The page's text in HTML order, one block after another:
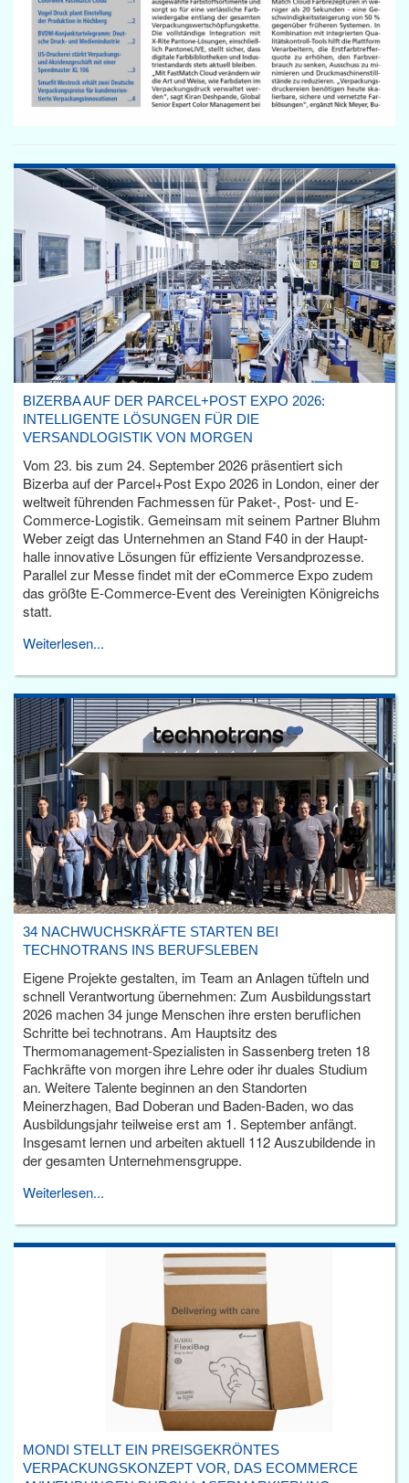
BIZERBA AUF DER PARCEL+POST EXPO 2026:
INTELLIGENTE LÖSUNGEN FÜR DIE
VERSANDLOGISTIK VON MORGEN
Vom 23. bis zum 24. September 2026 präsentiert sich
Bizerba auf der Parcel+Post Expo 2026 in London, einer der
weltweit führenden Fachmessen für Paket-, Post- und E-
Commerce-Logistik. Gemeinsam mit seinem Partner Bluhm
Weber zeigt das Unternehmen an Stand F40 in der Haupt­
halle innovative Lösungen für effiziente Versandprozesse.
Parallel zur Messe findet mit der eCommerce Expo zudem
das größte E-Commerce-Event des Vereinigten Königreichs
statt.
Weiterlesen...
34 NACHWUCHSKRÄFTE STARTEN BEI
TECHNOTRANS INS BERUFSLEBEN
Eigene Projekte gestalten, im Team an Anlagen tüfteln und
schnell Verantwortung übernehmen: Zum Ausbildungsstart
2026 machen 34 junge Menschen ihre ersten beruflichen
Schritte bei technotrans. Am Hauptsitz des
Thermomanagement-Spezialisten in Sassenberg treten 18
Fachkräfte von morgen ihre Lehre oder ihr duales Studium
an. Weitere Talente beginnen an den Standorten
Meinerzhagen, Bad Doberan und Baden-Baden, wo das
Ausbildungsjahr teilweise erst am 1. September anfängt.
Insgesamt lernen und arbeiten aktuell 112 Auszubildende in
der gesamten Unternehmensgruppe.
Weiterlesen...
MONDI STELLT EIN PREISGEKRÖNTES
VERPACKUNGSKONZEPT VOR, DAS ECOMMERCE